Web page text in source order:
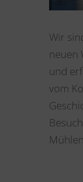
Wir
neuen
und
vom